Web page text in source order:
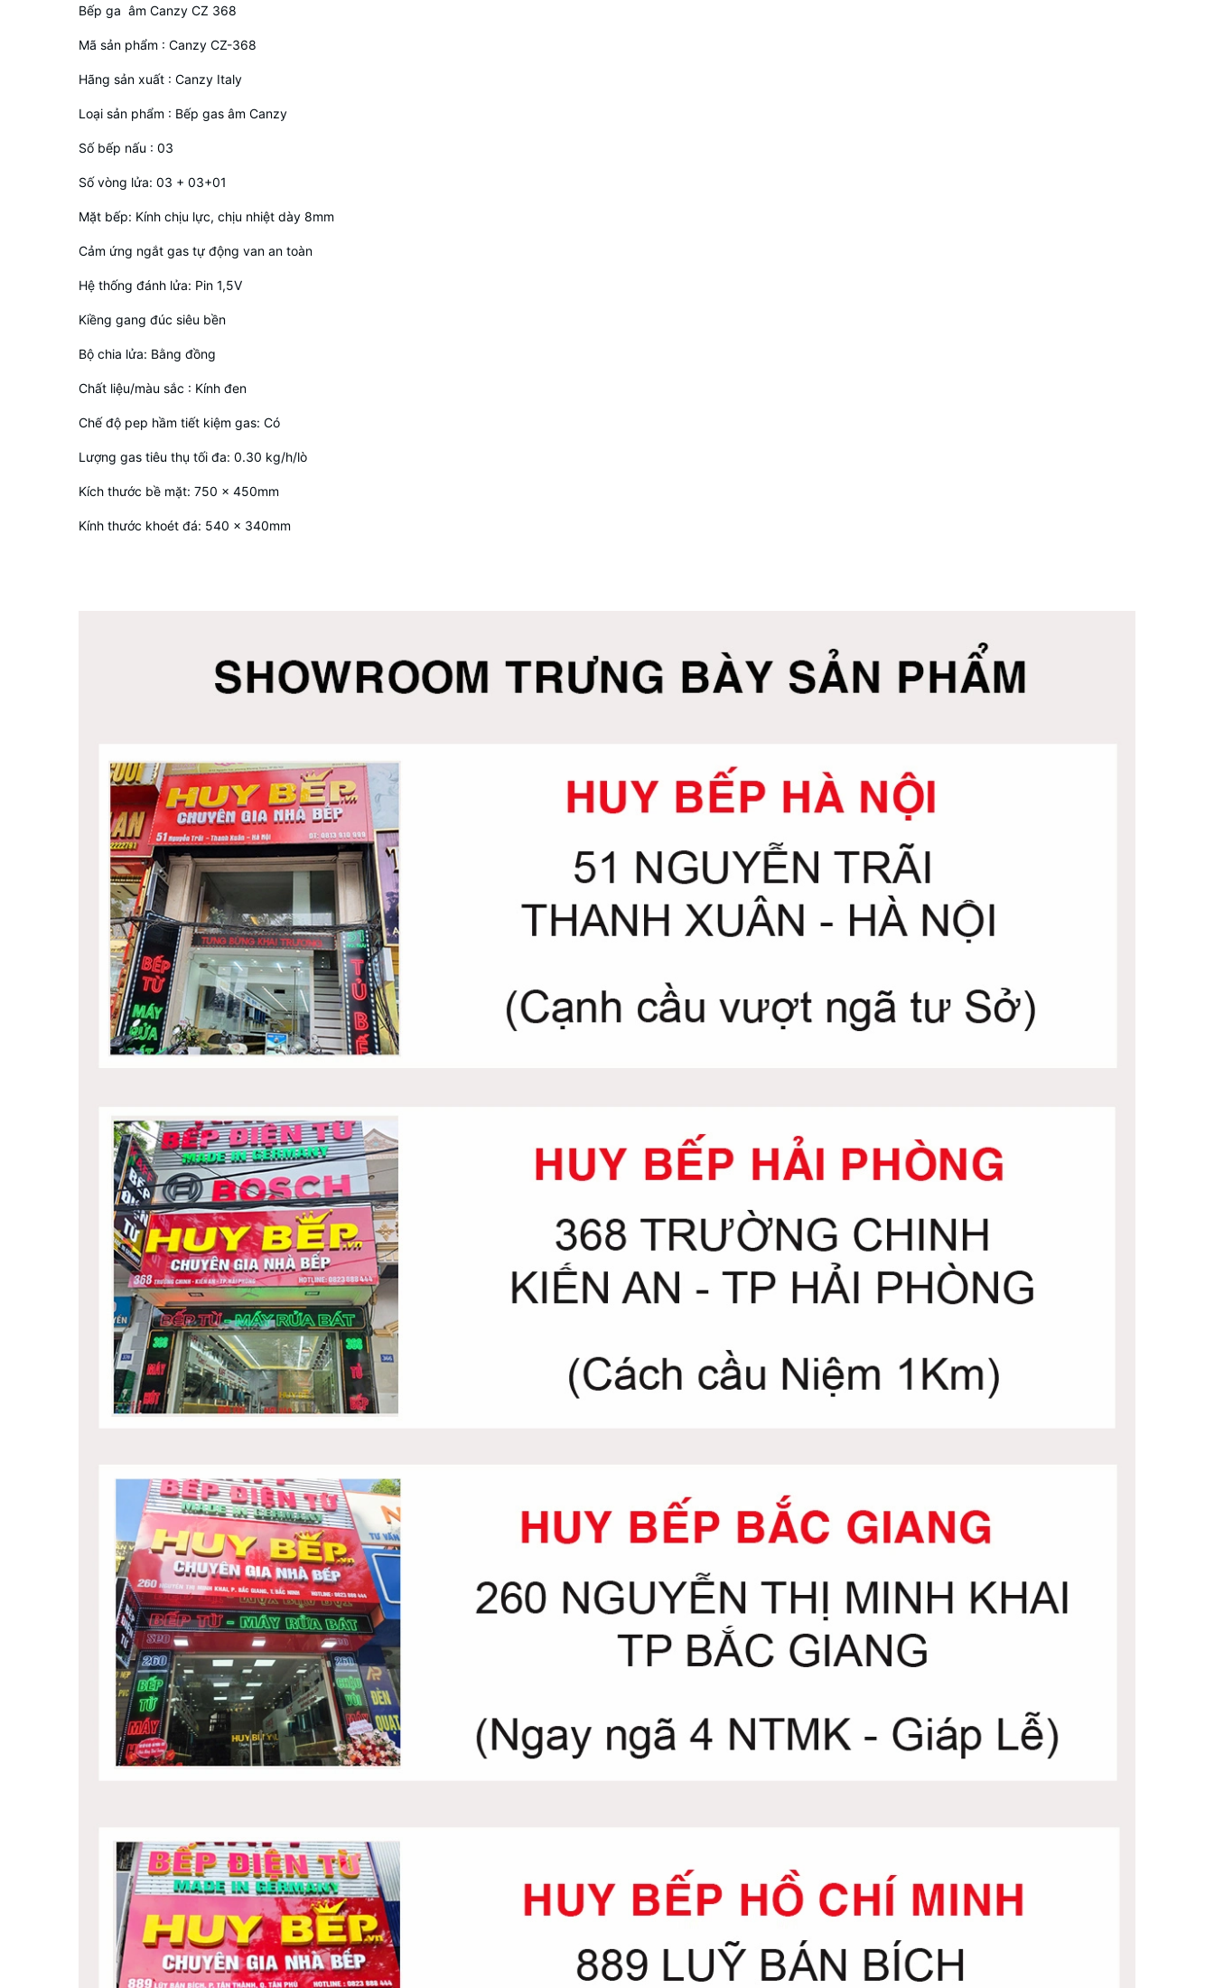
Bếp ga âm Canzy CZ 368
Mã sản phẩm : Canzy CZ-368
Hãng sản xuất : Canzy Italy
Loại sản phẩm : Bếp gas âm Canzy
Số bếp nấu : 03
Số vòng lửa: 03 + 03+01
Mặt bếp: Kính chịu lực, chịu nhiệt dày 8mm
Cảm ứng ngắt gas tự động van an toàn
Hệ thống đánh lửa: Pin 1,5V
Kiềng gang đúc siêu bền
Bộ chia lửa: Bằng đồng
Chất liệu/màu sắc : Kính đen
Chế độ pep hầm tiết kiệm gas: Có
Lượng gas tiêu thụ tối đa: 0.30 kg/h/lò
Kích thước bề mặt: 750 x 450mm
Kính thước khoét đá: 540 x 340mm